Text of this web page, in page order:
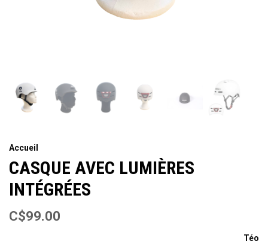
Accueil
CASQUE AVEC LUMIÈRES
INTÉGRÉES
C$99.00
Téo